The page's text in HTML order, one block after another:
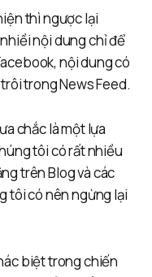
thì ngược lại
nội dung chỉ để
nội dung có
trong News Feed.
chắc là một lựa
tôi có rất nhiều
trên Blog và các
tôi có nên ngừng lại
biệt trong chiến